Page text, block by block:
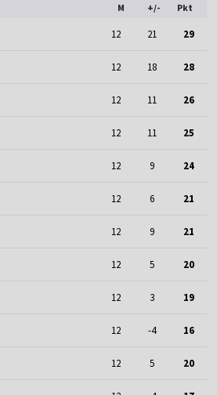
M +/- Pkt
12 21 29
12 18 28
12 11 26
12 11 25
12 9 24
12 6 21
12 9 21
12 5 20
12 3 19
12 -4 16
12 5 20